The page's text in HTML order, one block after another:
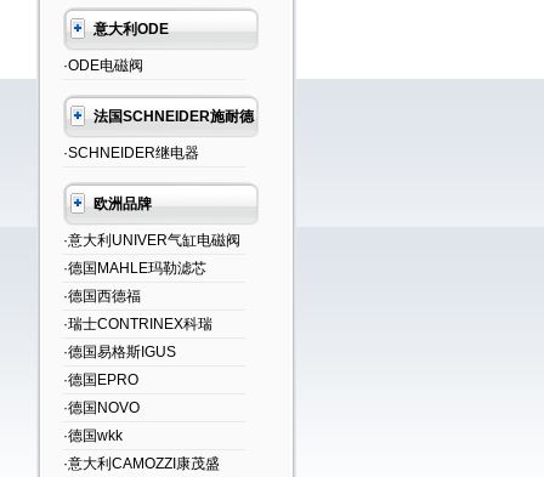
意大利ODE
·ODE电磁阀
法国SCHNEIDER施耐德
·SCHNEIDER继电器
欧洲品牌
·意大利UNIVER气缸电磁阀
·德国MAHLE玛勒滤芯
·德国西德福
·瑞士CONTRINEX科瑞
·德国易格斯IGUS
·德国EPRO
·德国NOVO
·德国wkk
·意大利CAMOZZI康茂盛